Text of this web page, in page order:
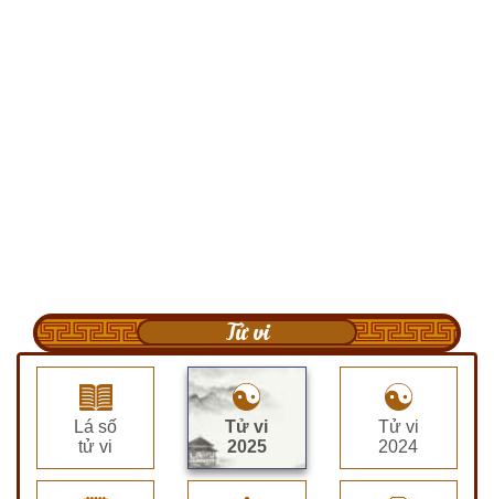
Tử vi
Lá số
tử vi
Tử vi
2025
Tử vi
2024